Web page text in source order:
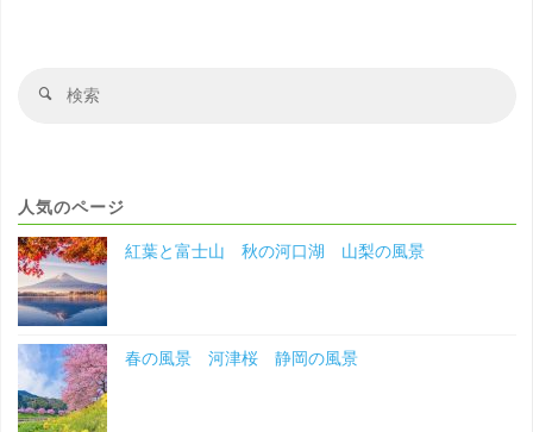
検
人気のページ
紅葉と富士山 秋の河口湖 山梨の風景
春の風景 河津桜 静岡の風景